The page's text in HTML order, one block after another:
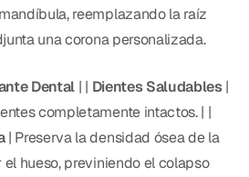
reemplazando la raíz
una corona personalizada.
Dental | | Dientes Saludables|
completamente intactos. | |
| Preserva la densidad ósea de la
hueso, previniendo el colapso